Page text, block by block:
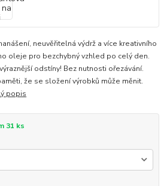
neuvěřitelná výdrž a více kreativního
oleje pro bezchybný vzhled po celý den.
odstíny! Bez nutnosti ořezávání.
že se složení výrobků může měnit.
popis
31 ks